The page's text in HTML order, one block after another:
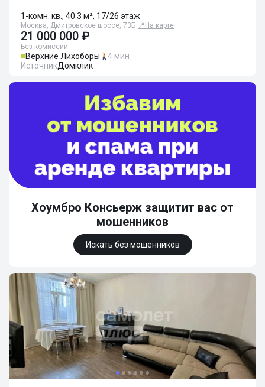
1-комн. кв., 40.3 м², 17/26 этаж
Москва, Дмитровское шоссе, 73Б 📍 На карте
21 000 000 ₽
Без комиссии
Верхние Лихоборы
4 мин
ИсточникДомклик
Хоумбро Консьерж защитит вас от
мошенников
Искать без мошенников